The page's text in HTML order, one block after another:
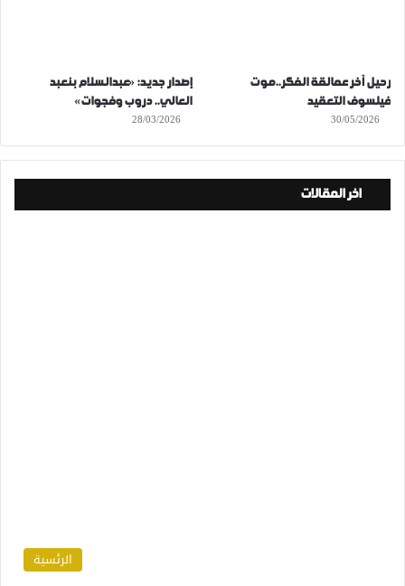
رحيل آخر عمالقة الفكر..موت
فيلسوف التعقيد
30/05/2026
إصدار جديد: «عبدالسلام بنعبد
العالي.. دروب وفجوات»
28/03/2026
اخر المقالات
الرئسية